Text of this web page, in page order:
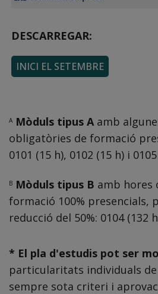
DESCARREGAR:
INICI EL SETEMBRE
A Mòduls tipus A amb
obligatòries de formació
0101 (15 h), 0102 (15 h) i
B Mòduls tipus B amb hores
formació 100% presencials,
reducció del 50%: 0104 (132
* El pla d'estudis pot ser
particularitats individuals
sempre sota criteri i